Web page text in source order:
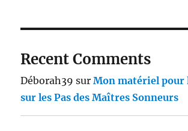
Recent Comments
Déborah39 surMon matériel pour
sur les Pas des Maîtres Sonneurs